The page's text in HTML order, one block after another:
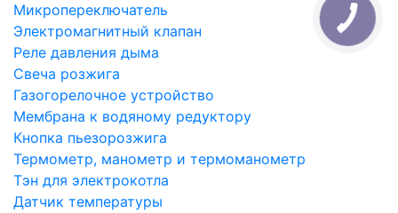
Микропереключатель
Электромагнитный клапан
Реле давления дыма
Свеча розжига
Газогорелочное устройство
Мембрана к водяному редуктору
Кнопка пьезорозжига
Термометр, манометр и термоманометр
Тэн для электрокотла
Датчик температуры